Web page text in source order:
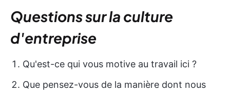
Questions sur la culture
d'entreprise
Qu'est-ce qui vous motive au travail ici ?
Que pensez-vous de la manière dont nous